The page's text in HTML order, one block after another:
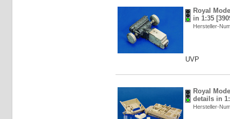
Royal
in 1:35
Hersteller-
UVP
Royal
details in
Hersteller-